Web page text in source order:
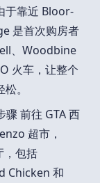
于靠近 Bloor-
是首次购房者
、Woodbine
火车，让整个
。
骤 前往 GTA 西
超市，
，包括
Chicken 和